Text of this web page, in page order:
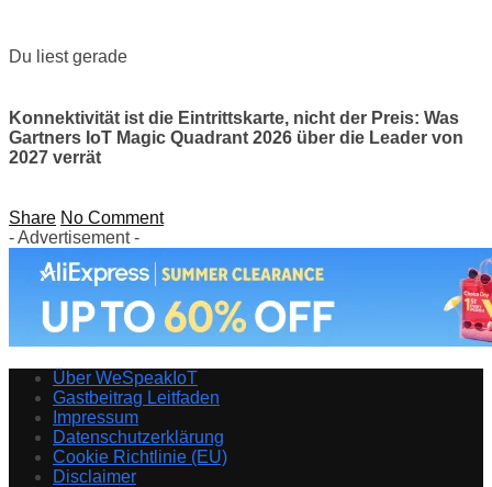
Du liest gerade
Konnektivität ist die Eintrittskarte, nicht der Preis: Was
Gartners IoT Magic Quadrant 2026 über die Leader von
2027 verrät
Share No Comment
- Advertisement -
Über WeSpeakIoT
Gastbeitrag Leitfaden
Impressum
Datenschutzerklärung
Cookie Richtlinie (EU)
Disclaimer